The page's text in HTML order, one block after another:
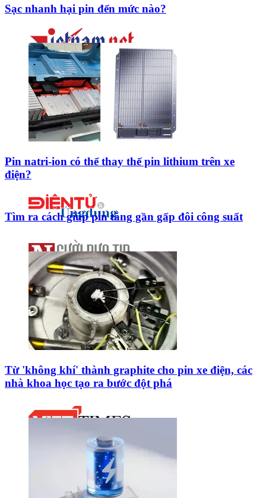
Sạc nhanh hại pin đến mức nào?
Pin natri-ion có thể thay thế pin lithium trên xe
điện?
Tìm ra cách giúp pin tăng gần gấp đôi công suất
Từ 'không khí' thành graphite cho pin xe điện, các
nhà khoa học tạo ra bước đột phá